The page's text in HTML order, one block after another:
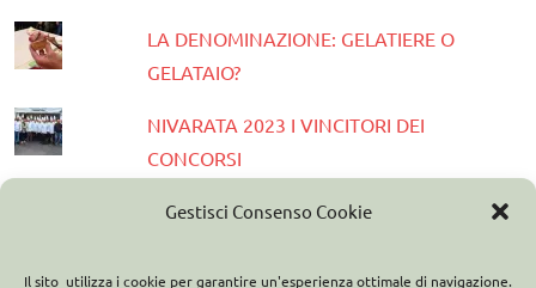
Gestisci Consenso Cookie
Il sito utilizza i cookie per garantire un'esperienza ottimale di navigazione.
LA DENOMINAZIONE: GELATIERE O
GELATAIO?
NIVARATA 2023 I VINCITORI DEI
CONCORSI
PRESENTATA LA GUIDA GELATERIE